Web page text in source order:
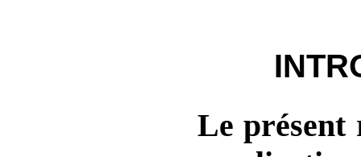
Le présent